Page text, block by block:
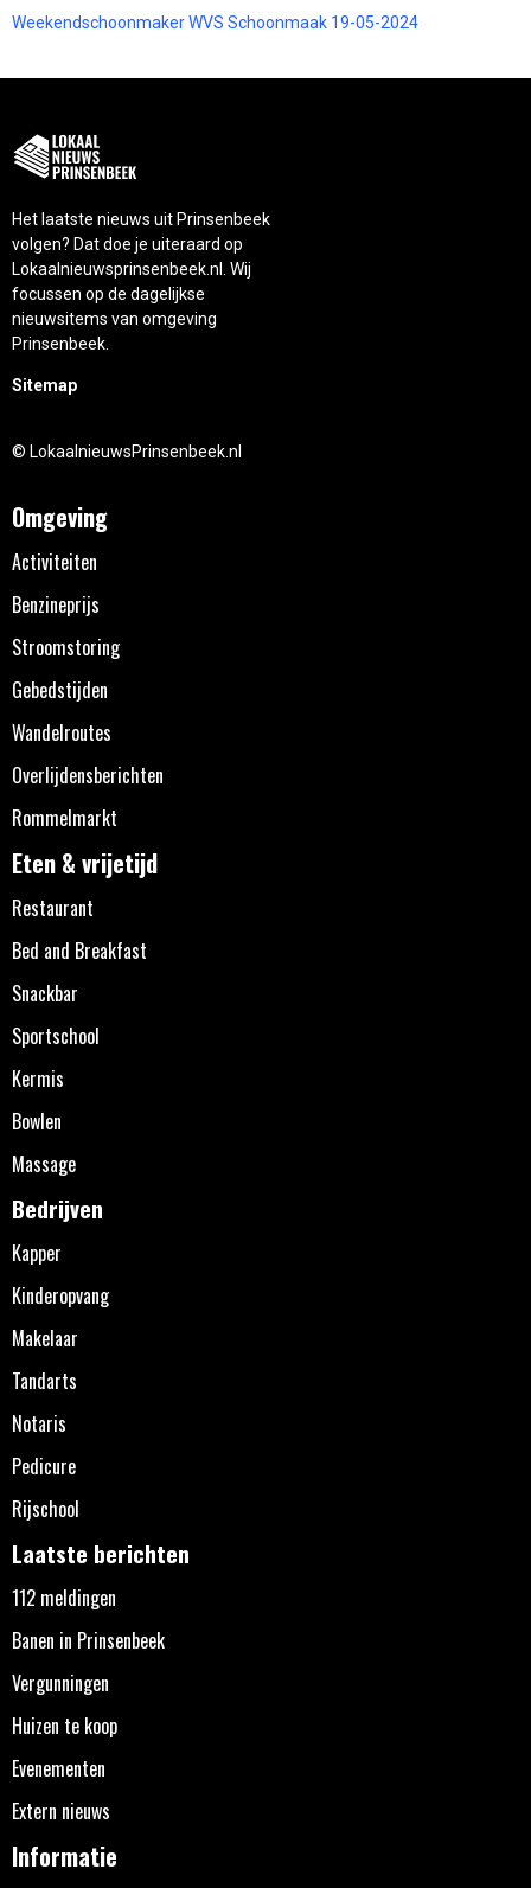
Weekendschoonmaker WVS Schoonmaak 19-05-2024
Het laatste nieuws uit Prinsenbeek
volgen? Dat doe je uiteraard op
Lokaalnieuwsprinsenbeek.nl. Wij
focussen op de dagelijkse
nieuwsitems van omgeving
Prinsenbeek.
Sitemap
© LokaalnieuwsPrinsenbeek.nl
Omgeving
Activiteiten
Benzineprijs
Stroomstoring
Gebedstijden
Wandelroutes
Overlijdensberichten
Rommelmarkt
Eten & vrijetijd
Restaurant
Bed and Breakfast
Snackbar
Sportschool
Kermis
Bowlen
Massage
Bedrijven
Kapper
Kinderopvang
Makelaar
Tandarts
Notaris
Pedicure
Rijschool
Laatste berichten
112 meldingen
Banen in Prinsenbeek
Vergunningen
Huizen te koop
Evenementen
Extern nieuws
Informatie